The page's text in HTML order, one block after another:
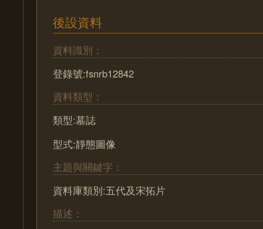
後設資料
資料識別：
登錄號:fsnrb12842
資料類型：
類型:墓誌
型式:靜態圖像
主題與關鍵字：
資料庫類別:五代及宋拓片
描述：